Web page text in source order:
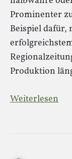
Prominenter
Beispiel dafür,
Produktion
Weiterlesen